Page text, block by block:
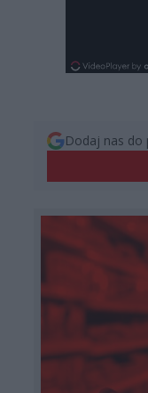
Dodaj nas do